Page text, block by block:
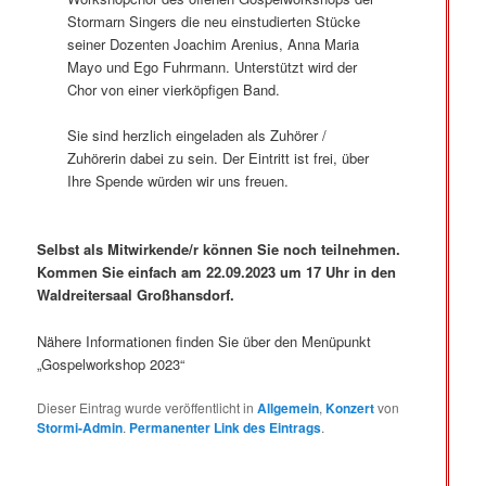
Stormarn Singers die neu einstudierten Stücke
seiner Dozenten Joachim Arenius, Anna Maria
Mayo und Ego Fuhrmann. Unterstützt wird der
Chor von einer vierköpfigen Band.
Sie sind herzlich eingeladen als Zuhörer /
Zuhörerin dabei zu sein. Der Eintritt ist frei, über
Ihre Spende würden wir uns freuen.
Selbst als Mitwirkende/r können Sie noch teilnehmen.
Kommen Sie einfach am 22.09.2023 um 17 Uhr in den
Waldreitersaal Großhansdorf.
Nähere Informationen finden Sie über den Menüpunkt
„Gospelworkshop 2023“
Dieser Eintrag wurde veröffentlicht inAllgemein,Konzertvon
Stormi-Admin. Permanenter Link des Eintrags.